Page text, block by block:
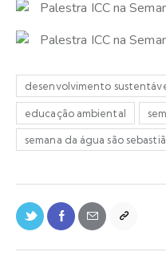
desenvolvimento
educação ambiental
semana da água são